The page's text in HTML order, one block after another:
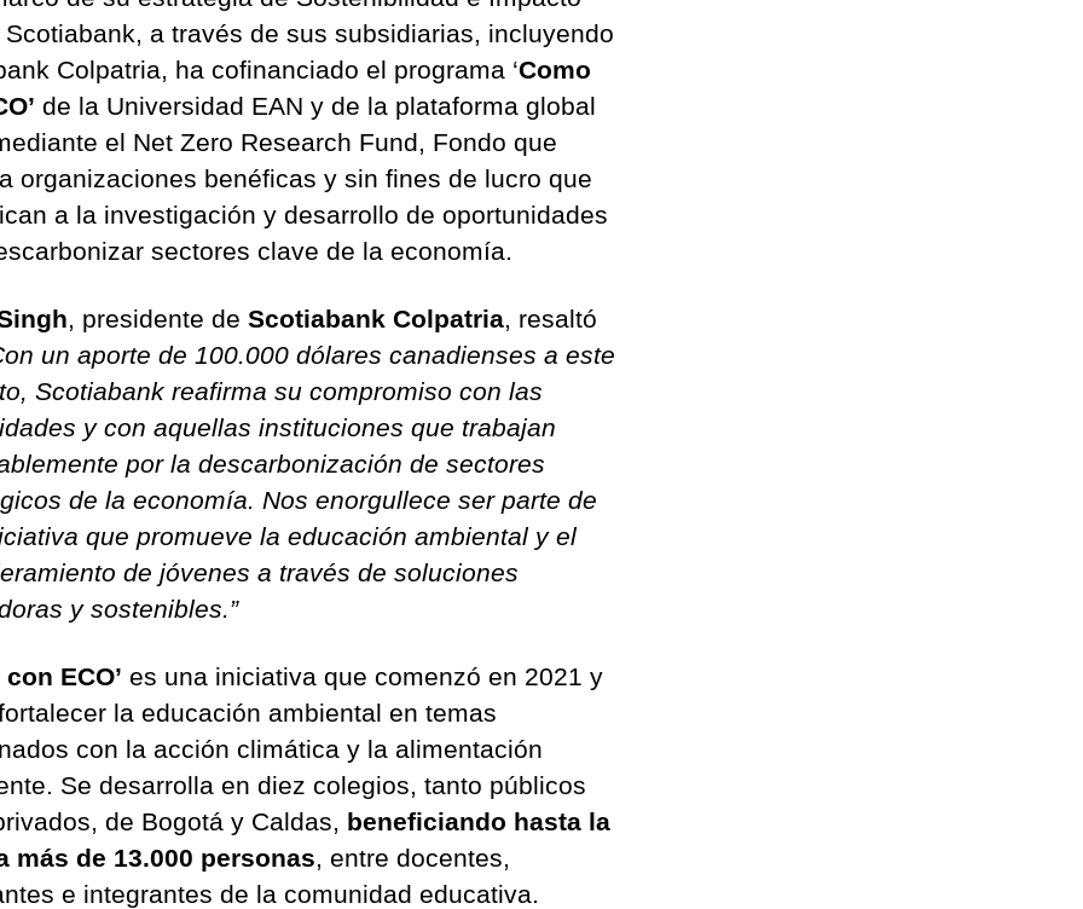
a través de sus subsidiarias, incluyendo
Colpatria, ha cofinanciado el programa ‘Como
de la Universidad EAN y de la plataforma global
el Net Zero Research Fund, Fondo que
organizaciones benéficas y sin fines de lucro que
a la investigación y desarrollo de oportunidades
sectores clave de la economía.
, presidente de Scotiabank Colpatria, resaltó
un aporte de 100.000 dólares canadienses a este
Scotiabank reafirma su compromiso con las
y con aquellas instituciones que trabajan
por la descarbonización de sectores
de la economía. Nos enorgullece ser parte de
que promueve la educación ambiental y el
de jóvenes a través de soluciones
y sostenibles.”
con ECO’ es una iniciativa que comenzó en 2021 y
la educación ambiental en temas
con la acción climática y la alimentación
Se desarrolla en diez colegios, tanto públicos
de Bogotá y Caldas, beneficiando hasta la
más de 13.000 personas, entre docentes,
e integrantes de la comunidad educativa.